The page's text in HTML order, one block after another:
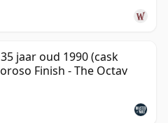
jaar oud 1990 (cask
Finish - The Octav